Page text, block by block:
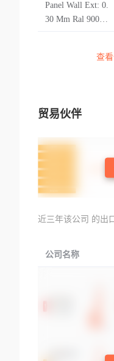
4 : 4
Panel Wall Ext: 0.
30 Mm Ral 9002
查
贸易伙伴
近三年该公司 的出
公司名称